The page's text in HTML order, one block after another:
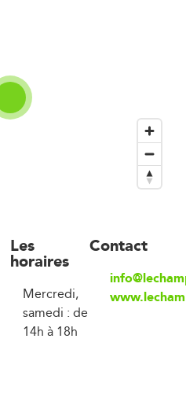
Les
horaires
Mercredi,
samedi : de
14h à 18h
Contact